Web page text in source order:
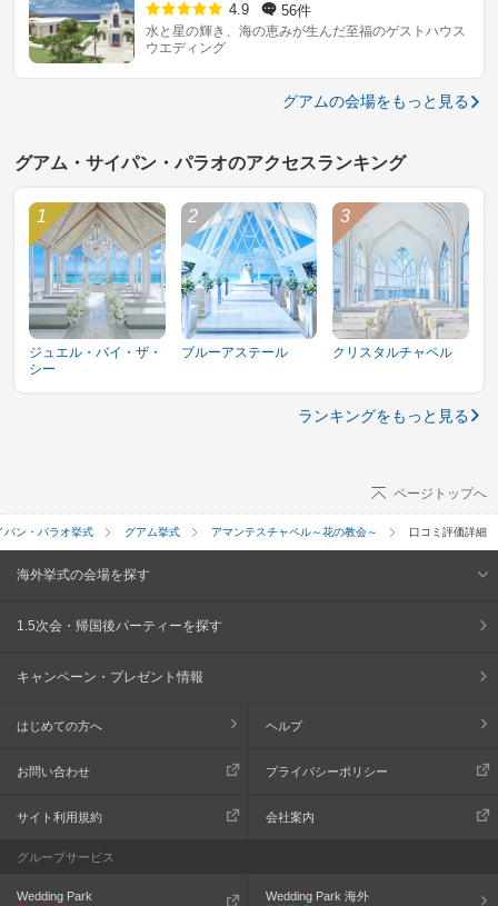
4.9 56件
水と星の輝き、海の恵みが生んだ至福のゲストハウス
ウエディング
グアムの会場をもっと見る
グアム・サイパン・パラオのアクセスランキング
ジュエル・バイ・ザ・
シー
ブルーアステール クリスタルチャペル
ランキングをもっと見る
ページトップへ
パン・パラオ挙式 グアム挙式 アマンテスチャペル～花の教会～ 口コミ評価詳細
海外挙式の会場を探す
1.5次会・帰国後パーティーを探す
キャンペーン・プレゼント情報
はじめての方へ ヘルプ
お問い合わせ プライバシーポリシー
サイト利用規約 会社案内
グループサービス
Wedding Park Wedding Park 海外